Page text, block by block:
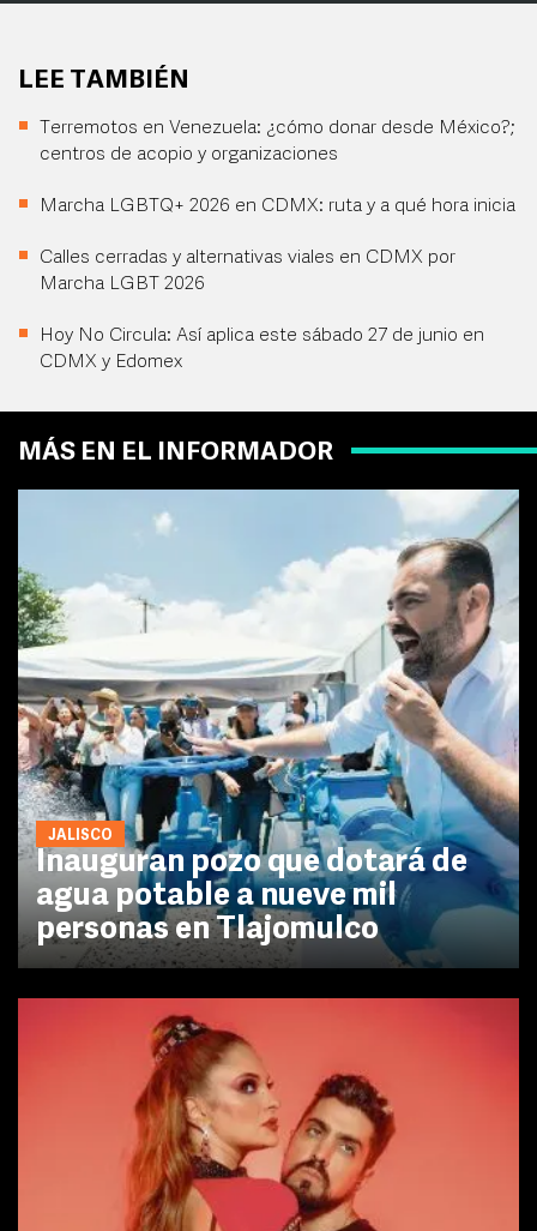
LEE TAMBIÉN
Terremotos en Venezuela: ¿cómo donar desde México?;
centros de acopio y organizaciones
Marcha LGBTQ+ 2026 en CDMX: ruta y a qué hora inicia
Calles cerradas y alternativas viales en CDMX por
Marcha LGBT 2026
Hoy No Circula: Así aplica este sábado 27 de junio en
CDMX y Edomex
MÁS EN EL INFORMADOR
JALISCO
Inauguran pozo que dotará de
agua potable a nueve mil
personas en Tlajomulco